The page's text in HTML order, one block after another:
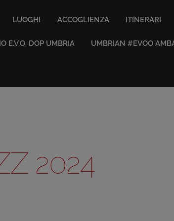
LUOGHI ACCOGLIENZA ITINERARI
E.V.O. DOP UMBRIA UMBRIAN #EVOO
2024